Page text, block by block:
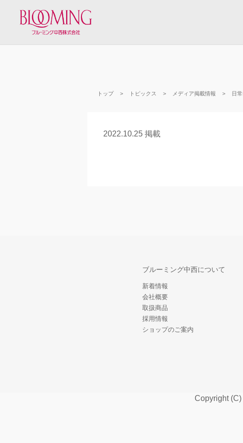
トップ トピックス メディア掲載情報 日
2022.10.25 掲載
ブルーミング中西について
新着情報
会社概要
取扱商品
採用情報
ショップのご案内
Copyright